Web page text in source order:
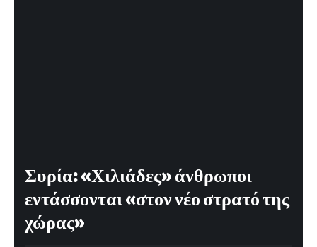
Συρία: «Χιλιάδες» άνθρωποι
εντάσσονται «στον νέο στρατό της
χώρας»